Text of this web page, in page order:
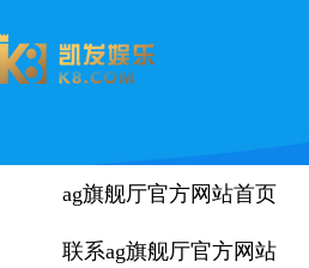
ag旗舰厅官方网站首页
联系ag旗舰厅官方网站